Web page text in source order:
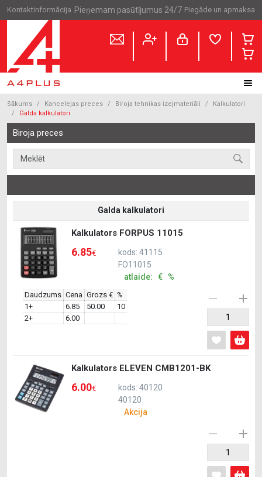
Kontaktinformācija Pieņemam pasūtījumus 24/7 Piegāde un apmaksa
Sākums Kancelejas preces Biroja tehnikas izejmateriāli
Kalkulatori
Galda kalkulatori
Biroja preces
Galda kalkulatori
Kalkulators FORPUS 11015
6.85€
kods: 41115
FO11015
atlaide: € %
Daudzums Cena Grozs € %
1+
6.85 50.00
10
2+
6.00
Kalkulators ELEVEN CMB1201-BK
6.00€
kods: 40120
40120
Akcija